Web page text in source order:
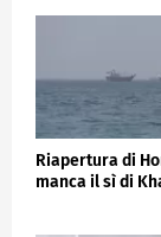
Riapertura di
manca il sì di